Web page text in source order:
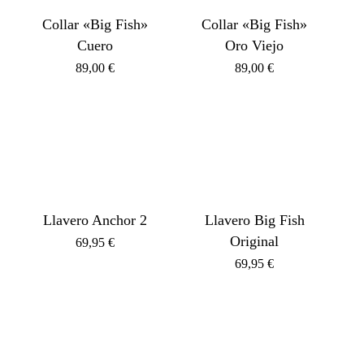
Collar «Big Fish»
Cuero
89,00€
Collar «Big Fish»
Oro Viejo
89,00€
Llavero Anchor 2
69,95€
Llavero Big Fish
Original
69,95€